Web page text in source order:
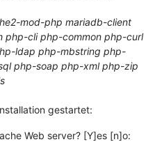
mod-php mariadb-client
php-cli php-common php-curl
ldap php-mbstring php-
php-soap php-xml php-zip
gestartet:
Web server? [Y]es [n]o: